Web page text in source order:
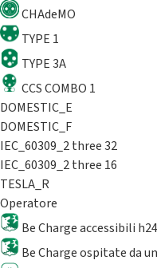
CHAdeMO
TYPE 1
TYPE 3A
CCS COMBO 1
DOMESTIC_E
DOMESTIC_F
IEC_60309_2 three 32
IEC_60309_2 three 16
TESLA_R
Operatore
Be Charge accessibili h24
Be Charge ospitate da